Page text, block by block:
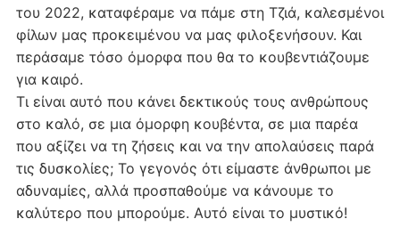
του 2022, καταφέραμε να πάμε στη Τζιά, καλεσμένοι
φίλων μας προκειμένου να μας φιλοξενήσουν. Και
περάσαμε τόσο όμορφα που θα το κουβεντιάζουμε
για καιρό.
Τι είναι αυτό που κάνει δεκτικούς τους ανθρώπους
στο καλό, σε μια όμορφη κουβέντα, σε μια παρέα
που αξίζει να τη ζήσεις και να την απολαύσεις παρά
τις δυσκολίες; Το γεγονός ότι είμαστε άνθρωποι με
αδυναμίες, αλλά προσπαθούμε να κάνουμε το
καλύτερο που μπορούμε. Αυτό είναι το μυστικό!